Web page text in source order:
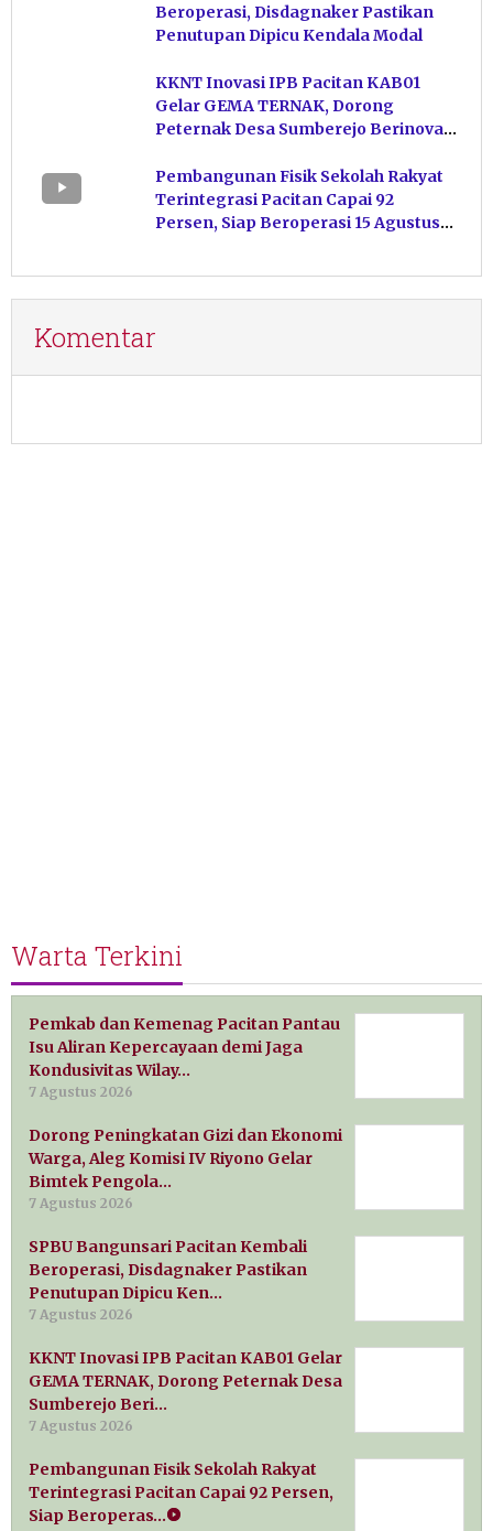
Beroperasi, Disdagnaker Pastikan
Penutupan Dipicu Kendala Modal
KKNT Inovasi IPB Pacitan KAB01
Gelar GEMA TERNAK, Dorong
Peternak Desa Sumberejo Berinovasi
Pembangunan Fisik Sekolah Rakyat
Terintegrasi Pacitan Capai 92
Persen, Siap Beroperasi 15 Agustus
Komentar
Warta Terkini
Pemkab dan Kemenag Pacitan Pantau
Isu Aliran Kepercayaan demi Jaga
Kondusivitas Wilay…
7 Agustus 2026
Dorong Peningkatan Gizi dan Ekonomi
Warga, Aleg Komisi IV Riyono Gelar
Bimtek Pengola…
7 Agustus 2026
SPBU Bangunsari Pacitan Kembali
Beroperasi, Disdagnaker Pastikan
Penutupan Dipicu Ken…
7 Agustus 2026
KKNT Inovasi IPB Pacitan KAB01 Gelar
GEMA TERNAK, Dorong Peternak Desa
Sumberejo Beri…
7 Agustus 2026
Pembangunan Fisik Sekolah Rakyat
Terintegrasi Pacitan Capai 92 Persen,
Siap Beroperas…